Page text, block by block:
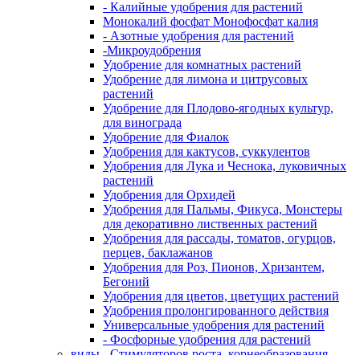
- Калийные удобрения для растений
Монокалий фосфат Монофосфат калия
- Азотные удобрения для растений
-Микроудобрения
Удобрение для комнатных растений
Удобрение для лимона и цитрусовых
растений
Удобрение для Плодово-ягодных культур,
для винограда
Удобрение для Фиалок
Удобрения для кактусов, суккулентов
Удобрения для Лука и Чеснока, луковичных
растений
Удобрения для Орхидей
Удобрения для Пальмы, Фикуса, Монстеры
для декоративно лиственных растений
Удобрения для рассады, томатов, огурцов,
перцев, баклажанов
Удобрения для Роз, Пионов, Хризантем,
Бегоний
Удобрения для цветов, цветущих растений
Удобрения пролонгированного действия
Универсальные удобрения для растений
- Фосфорные удобрения для растений